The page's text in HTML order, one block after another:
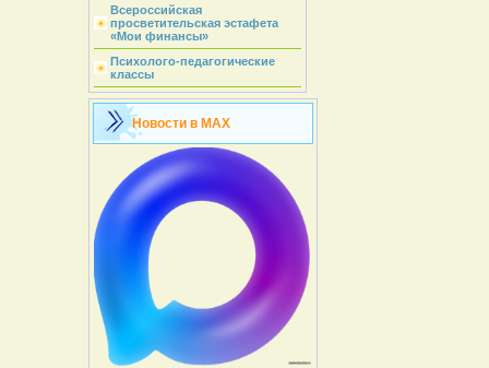
Всероссийская
просветительская эстафета
«Мои финансы»
Психолого-педагогические
классы
Новости в MAX